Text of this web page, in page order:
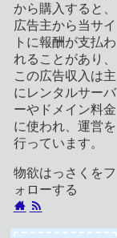
から購入すると、
広告主から当サイ
トに報酬が支払わ
れることがあり、
この広告収入は主
にレンタルサーバ
ーやドメイン料金
に使われ、運営を
行っています。
物欲はっさくをフ
ォローする